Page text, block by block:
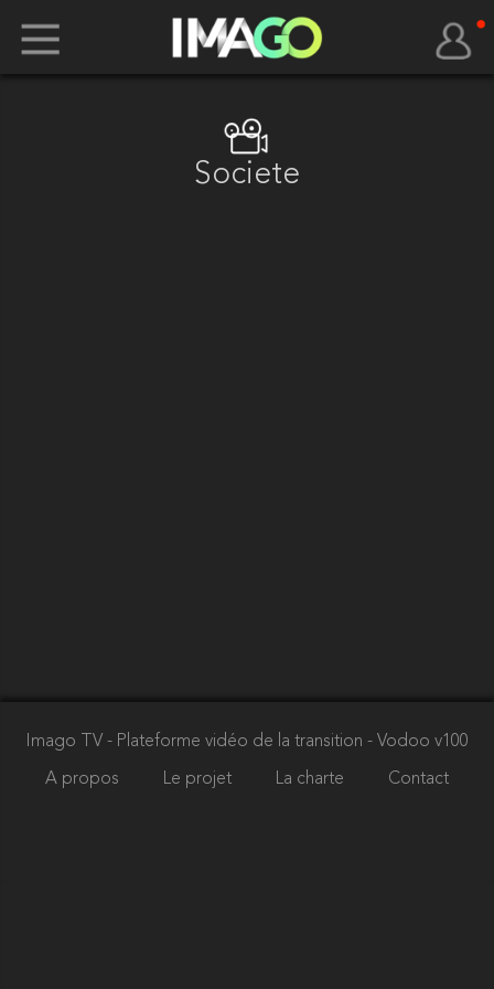
Societe
Imago TV - Plateforme vidéo de la transition - Vodoo v100
A propos Le projet La charte Contact